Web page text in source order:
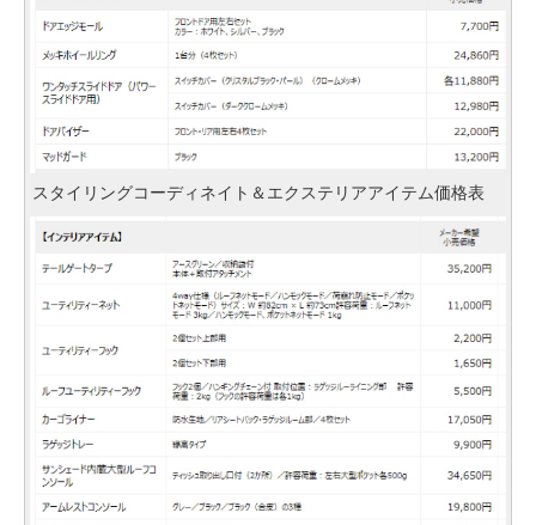
スタイリングコーディネイト＆エクステリアアイテム価格表